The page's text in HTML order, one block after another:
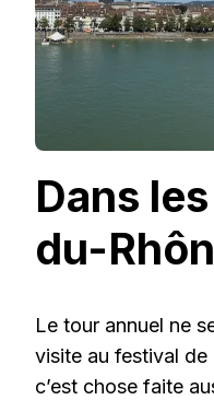
Dans
du-
Le tour annuel ne
visite au festival de
c’est chose faite